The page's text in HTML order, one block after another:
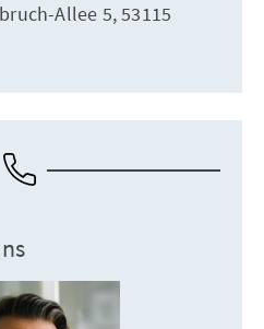
Allee 5, 53115